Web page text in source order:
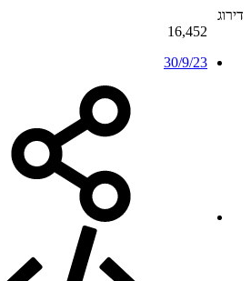
דירוג
16,452
30/9/23